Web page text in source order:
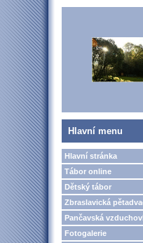
Hlavní menu
Hlavní stránka
Tábor online
Dětský tábor
Zbraslavická
Pančavská
Fotogalerie